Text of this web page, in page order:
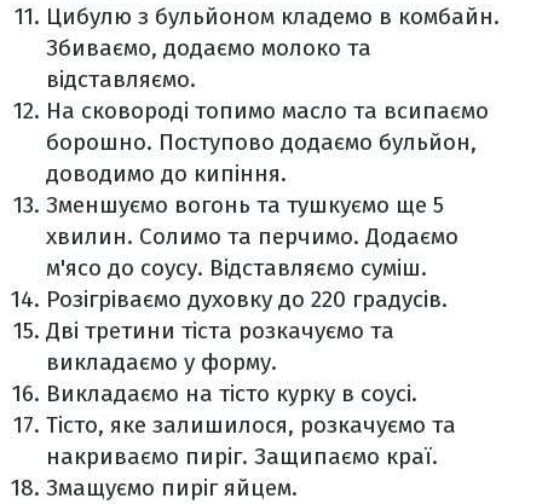
Цибулю з бульйоном кладемо в комбайн.
Збиваємо, додаємо молоко та
відставляємо.
На сковороді топимо масло та всипаємо
борошно. Поступово додаємо бульйон,
доводимо до кипіння.
Зменшуємо вогонь та тушкуємо ще 5
хвилин. Солимо та перчимо. Додаємо
м'ясо до соусу. Відставляємо суміш.
Розігріваємо духовку до 220 градусів.
Дві третини тіста розкачуємо та
викладаємо у форму.
Викладаємо на тісто курку в соусі.
Тісто, яке залишилося, розкачуємо та
накриваємо пиріг. Защипаємо краї.
Змащуємо пиріг яйцем.